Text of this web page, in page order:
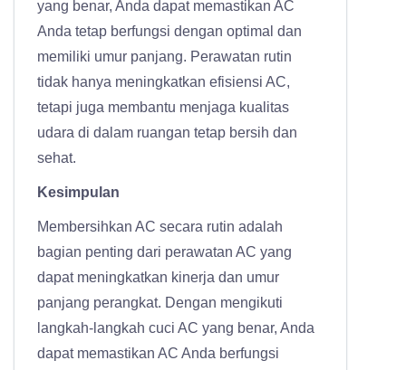
yang benar, Anda dapat memastikan AC
Anda tetap berfungsi dengan optimal dan
memiliki umur panjang. Perawatan rutin
tidak hanya meningkatkan efisiensi AC,
tetapi juga membantu menjaga kualitas
udara di dalam ruangan tetap bersih dan
sehat.
Kesimpulan
Membersihkan AC secara rutin adalah
bagian penting dari perawatan AC yang
dapat meningkatkan kinerja dan umur
panjang perangkat. Dengan mengikuti
langkah-langkah cuci AC yang benar, Anda
dapat memastikan AC Anda berfungsi